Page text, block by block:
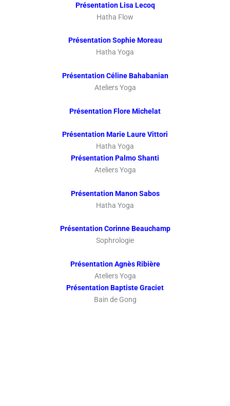
PrésentationLisa Lecoq
Hatha Flow
Présentation Sophie Moreau
Hatha Yoga
Présentation Céline Bahabanian
Ateliers Yoga
Présentation Flore Michelat
Présentation Marie Laure Vittori
Hatha Yoga
Présentation Palmo Shanti
Ateliers Yoga
Présentation Manon Sabos
Hatha Yoga
Présentation Corinne Beauchamp
Sophrologie
Présentation Agnès Ribière
Ateliers Yoga
Présentation Baptiste Graciet
Bain de Gong